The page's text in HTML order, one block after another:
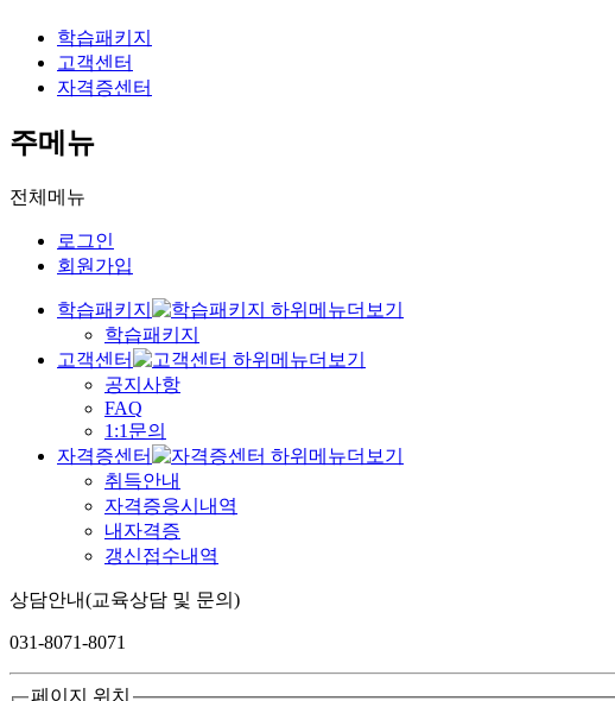
학습패키지
고객센터
자격증센터
주메뉴
전체메뉴
로그인
회원가입
학습패키지
학습패키지
고객센터
공지사항
FAQ
1:1문의
자격증센터
취득안내
자격증응시내역
내자격증
갱신접수내역
상담안내(교육상담 및 문의)
031-8071-8071
페이지 위치